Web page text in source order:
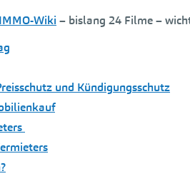
IMMO-Wiki – bislang 24 Filme –
und Kündigungsschutz